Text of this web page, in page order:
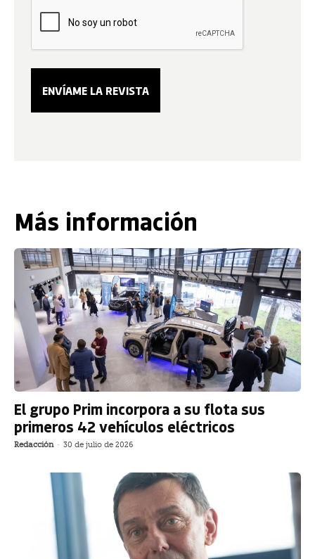
Más información
El grupo Prim incorpora a su flota sus
primeros 42 vehículos eléctricos
Redacción - 30 de julio de 2026